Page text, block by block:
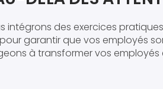
intégrons des exercices
garantir que vos employés
à transformer vos employés